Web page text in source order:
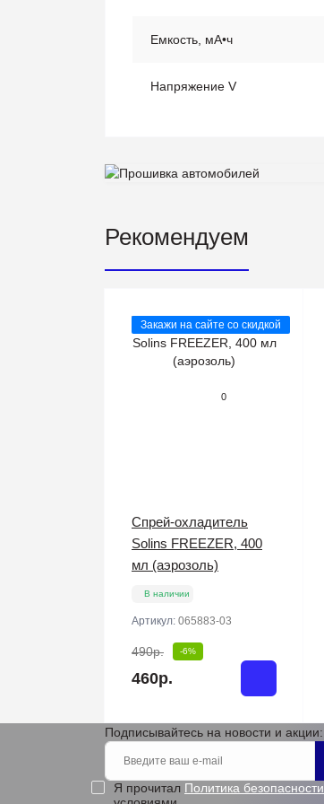
Емкость, мА•ч
Напряжение V
Рекомендуем
Закажи на сайте со скидкой
0
Спрей-охладитель
Solins FREEZER, 400
мл (аэрозоль)
В наличии
Артикул: 065883-03
490р. -6%
460р.
Подписывайтесь на новости и акции:
Я прочитал Политика безопасности